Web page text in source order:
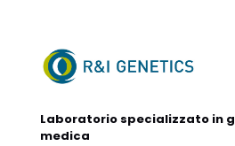
Laboratorio specializzato in
medica